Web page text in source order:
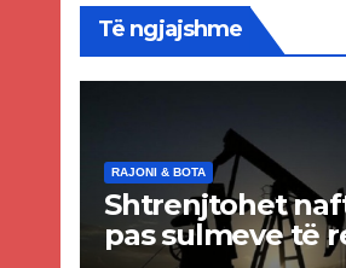
Të ngjajshme
RAJONI & BOTA
Shtrenjtohet
pas sulmeve të